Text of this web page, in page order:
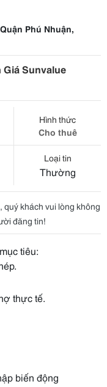
Phú Nhuận,
Sunvalue
Hình thức
Cho thuê
Loại tin
Thường
khách vui lòng không
đăng tin!
tiêu:
thực tế.
biến động